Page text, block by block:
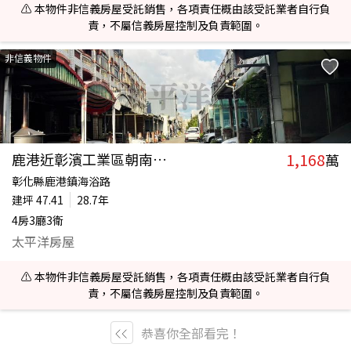
⚠️ 本物件非信義房屋受託銷售，各項責任概由該受託業者自行負
責，不屬信義房屋控制及負責範圍。
非信義物件
鹿港近彰濱工業區朝南農舍 1,168萬
彰化縣鹿港鎮海浴路
建坪 47.41
28.7年
4房3廳3衛
太平洋房屋
⚠️ 本物件非信義房屋受託銷售，各項責任概由該受託業者自行負
責，不屬信義房屋控制及負責範圍。
恭喜你全部看完！